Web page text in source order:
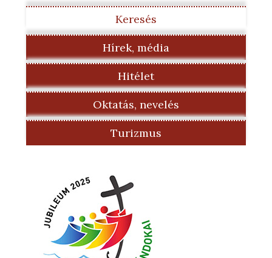
Keresés
Hírek, média
Hitélet
Oktatás, nevelés
Turizmus